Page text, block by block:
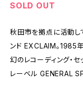
SOLD OUT
秋田市を拠点に活動し
ンド EXCLAIM。1985
幻のレコーディング・
レーベル GENERAL